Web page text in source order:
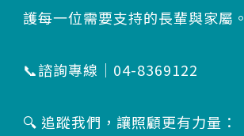
護每一位需要支持的長輩與家屬。
📞諮詢專線｜04-8369122
🔍 追蹤我們，讓照顧更有力量：